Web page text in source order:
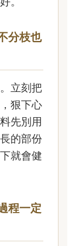
分枝也
立刻把
狠下心
先別用
的部份
就會健
程一定